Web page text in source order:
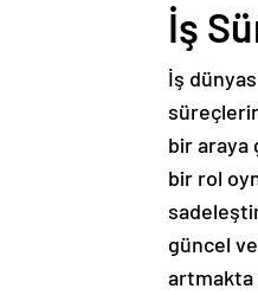
İş
İş
bir araya
bir rol
güncel
artmakta